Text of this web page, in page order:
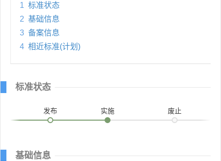
1 标准状态
2 基础信息
3 备案信息
4 相近标准(计划)
标准状态
发布 实施 废止
基础信息